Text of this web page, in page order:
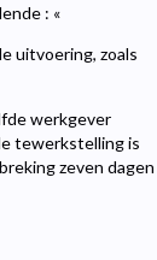
: «
uitvoering, zoals
werkgever
tewerkstelling is
zeven dagen